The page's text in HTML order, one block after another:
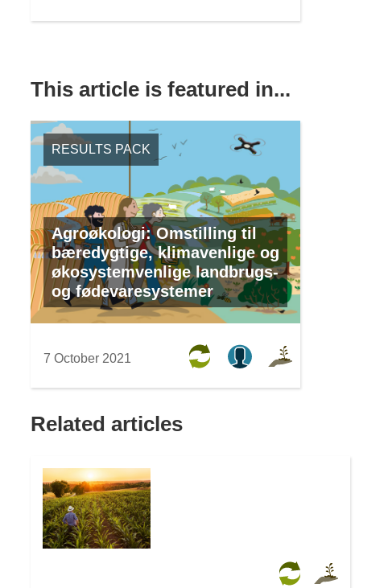
This article is featured in...
RESULTS PACK
Agroøkologi: Omstilling til
bæredygtige, klimavenlige og
økosystemvenlige landbrugs-
og fødevaresystemer
7 October 2021
Related articles